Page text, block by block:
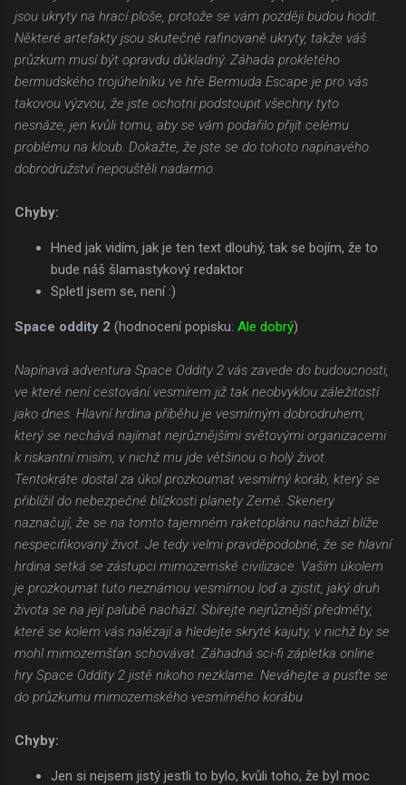
jsou ukryty na hrací ploše, protože se vám později budou hodit.
Některé artefakty jsou skutečně rafinovaně ukryty, takže váš
průzkum musí být opravdu důkladný. Záhada prokletého
bermudského trojúhelníku ve hře Bermuda Escape je pro vás
takovou výzvou, že jste ochotni podstoupit všechny tyto
nesnáze, jen kvůli tomu, aby se vám podařilo přijít celému
problému na kloub. Dokažte, že jste se do tohoto napínavého
dobrodružství nepouštěli nadarmo.
Chyby:
Hned jak vidím, jak je ten text dlouhý, tak se bojím, že to
bude náš šlamastykový redaktor
Spletl jsem se, není :)
Space oddity 2 (hodnocení popisku: Ale dobrý)
Napínavá adventura Space Oddity 2 vás zavede do budoucnosti,
ve které není cestování vesmírem již tak neobvyklou záležitostí
jako dnes. Hlavní hrdina příběhu je vesmírným dobrodruhem,
který se nechává najímat nejrůznějšími světovými organizacemi
k riskantní misím, v nichž mu jde většinou o holý život.
Tentokráte dostal za úkol prozkoumat vesmírný koráb, který se
přiblížil do nebezpečné blízkosti planety Země. Skenery
naznačují, že se na tomto tajemném raketoplánu nachází blíže
nespecifikovaný život. Je tedy velmi pravděpodobné, že se hlavní
hrdina setká se zástupci mimozemské civilizace. Vaším úkolem
je prozkoumat tuto neznámou vesmírnou loď a zjistit, jaký druh
života se na její palubě nachází. Sbírejte nejrůznější předměty,
které se kolem vás nalézají a hledejte skryté kajuty, v nichž by se
mohl mimozemšťan schovávat. Záhadná sci-fi zápletka online
hry Space Oddity 2 jistě nikoho nezklame. Neváhejte a pusťte se
do průzkumu mimozemského vesmírného korábu
Chyby:
Jen si nejsem jistý jestli to bylo, kvůli toho, že byl moc